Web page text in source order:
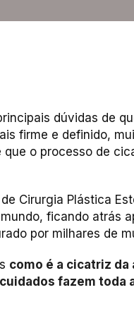
dúvidas de
firme e definido,
o processo de
Cirurgia Plástica
ficando atrás
por milhares de
como é a cicatriz
fazem toda